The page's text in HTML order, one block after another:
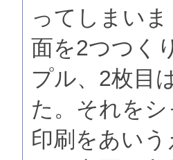
ってしまい
面を2つつく
プル、2枚目
た。それを
印刷をあい